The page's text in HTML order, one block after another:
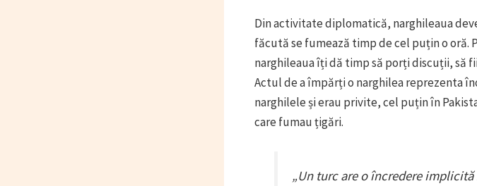
Din activitate diplomatică, narghileaua
făcută se fumează timp de cel puțin o oră.
narghileaua îți dă timp să porți discuții, să
Actul de a împărți o narghilea reprezenta
narghilele și erau privite, cel puțin în
care fumau țigări.
„Un turc are o încredere